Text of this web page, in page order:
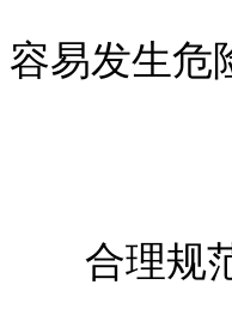
容易发生危
合理规